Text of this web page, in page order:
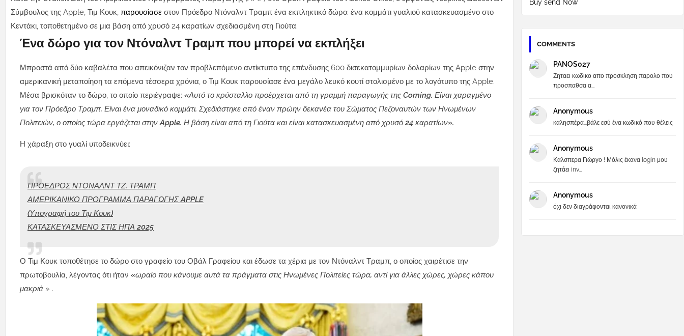
Σύμβουλος της Apple, Τιμ Κουκ, παρουσίασε στον Πρόεδρο Ντόναλντ Τραμπ ένα εκπληκτικό δώρο: ένα κομμάτι γυαλιού κατασκευασμένο στο
Κεντάκι, τοποθετημένο σε μια βάση από χρυσό 24 καρατίων σχεδιασμένη στη Γιούτα.
Ένα δώρο για τον Ντόναλντ Τραμπ που μπορεί να εκπλήξει
Μπροστά από δύο καβαλέτα που απεικόνιζαν τον προβλεπόμενο αντίκτυπο της επένδυσης 600 δισεκατομμυρίων δολαρίων της Apple στην
αμερικανική μεταποίηση τα επόμενα τέσσερα χρόνια, ο Τιμ Κουκ παρουσίασε ένα μεγάλο λευκό κουτί στολισμένο με το λογότυπο της Apple.
Μέσα βρισκόταν το δώρο, το οποίο περιέγραψε: «Αυτό το κρύσταλλο προέρχεται από τη γραμμή παραγωγής της Corning. Είναι χαραγμένο
για τον Πρόεδρο Τραμπ. Είναι ένα μοναδικό κομμάτι. Σχεδιάστηκε από έναν πρώην δεκανέα του Σώματος Πεζοναυτών των Ηνωμένων
Πολιτειών, ο οποίος τώρα εργάζεται στην Apple. Η βάση είναι από τη Γιούτα και είναι κατασκευασμένη από χρυσό 24 καρατίων».
Η χάραξη στο γυαλί υποδεικνύει:
ΠΡΟΕΔΡΟΣ ΝΤΟΝΑΛΝΤ ΤΖ. ΤΡΑΜΠ
ΑΜΕΡΙΚΑΝΙΚΟ ΠΡΟΓΡΑΜΜΑ ΠΑΡΑΓΩΓΗΣ APPLE
(Υπογραφή του Τιμ Κουκ)
ΚΑΤΑΣΚΕΥΑΣΜΕΝΟ ΣΤΙΣ ΗΠΑ 2025
Ο Τιμ Κουκ τοποθέτησε το δώρο στο γραφείο του Οβάλ Γραφείου και έδωσε τα χέρια με τον Ντόναλντ Τραμπ, ο οποίος χαιρέτισε την
πρωτοβουλία, λέγοντας ότι ήταν «ωραίο που κάνουμε αυτά τα πράγματα στις Ηνωμένες Πολιτείες τώρα, αντί για άλλες χώρες, χώρες κάπου
μακριά » .
Buy send Now
COMMENTS
PANOS027
Ζηταει κωδικο απο προσκληση παρολο που
προσπαθσα α...
Anonymous
καλησπέρα...βάλε εσύ ένα κωδικό που θέλεις
Anonymous
Καλσπερα Γιώργο ! Μόλις έκανα login μου
ζητάει inv...
Anonymous
όχι δεν διαγράφονται κανονικά